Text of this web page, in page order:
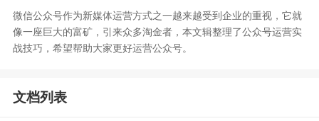
微信公众号作为新媒体运营方式之一越来越受到企业的重视，它就
像一座巨大的富矿，引来众多淘金者，本文辑整理了公众号运营实
战技巧，希望帮助大家更好运营公众号。
文档列表